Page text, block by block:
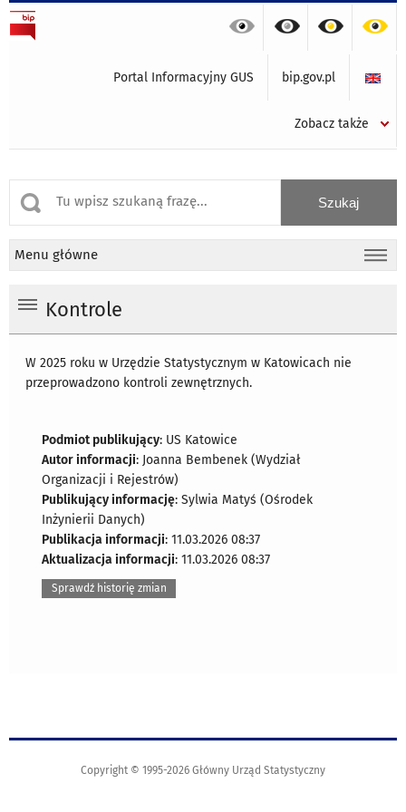
Portal Informacyjny GUS bip.gov.pl
Zobacz także
Menu główne
Kontrole
W 2025 roku w Urzędzie Statystycznym w Katowicach nie
przeprowadzono kontroli zewnętrznych.
Podmiot publikujący: US Katowice
Autor informacji: Joanna Bembenek (Wydział
Organizacji i Rejestrów)
Publikujący informację: Sylwia Matyś (Ośrodek
Inżynierii Danych)
Publikacja informacji: 11.03.2026 08:37
Aktualizacja informacji: 11.03.2026 08:37
Sprawdź historię zmian
Copyright © 1995-2026 Główny Urząd Statystyczny